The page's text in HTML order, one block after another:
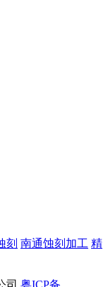
刻 南通蚀刻加工 精
司 粤ICP备